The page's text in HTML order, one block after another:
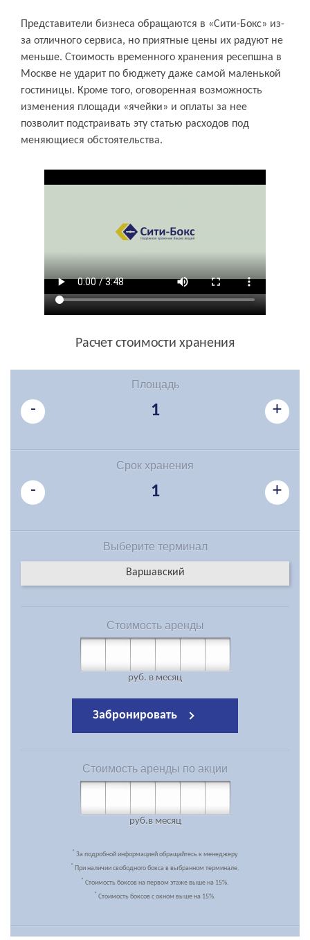
Представители бизнеса обращаются в «Сити-Бокс» из-
за отличного сервиса, но приятные цены их радуют не
меньше. Стоимость временного хранения ресепшна в
Москве не ударит по бюджету даже самой маленькой
гостиницы. Кроме того, оговоренная возможность
изменения площади «ячейки» и оплаты за нее
позволит подстраивать эту статью расходов под
меняющиеся обстоятельства.
Расчет стоимости хранения
Площадь
- 1 +
Срок хранения
- 1 +
Выберите терминал
Варшавский
Стоимость аренды
руб. в месяц
Забронировать
Стоимость аренды по акции
руб.в месяц
* За подробной информацией обращайтесь к менеджеру
* При наличии свободного бокса в выбранном терминале.
* Стоимость боксов на первом этаже выше на 15%.
* Стоимость боксов с окном выше на 15%.